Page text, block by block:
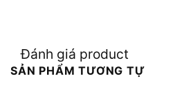
Đánh giá product
SẢN PHẨM TƯƠNG TỰ